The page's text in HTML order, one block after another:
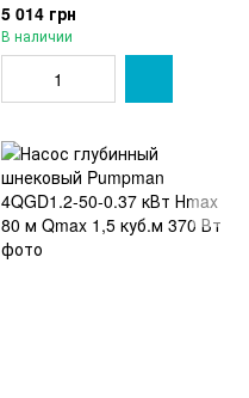
5 014 грн
В наличии